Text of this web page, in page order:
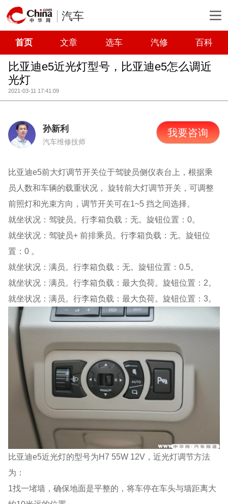
汽车
首页 文章 选车 汽修 百科
比亚迪e5近光灯型号，比亚迪e5怎么调近
光灯
2021-03-11 17:41:09
孙新利
汽车维修技师
我要咨询
比亚迪e5前大灯调节开关位于驾驶员侧仪表台上，根据乘
员人数和车辆的载重状况， 旋转前大灯调节开关，可调整
前照灯和光束方向，调节开关可在1~5 挡之间选择。
就坐状况：驾驶员。行李箱负载：无。旋钮位置：0。
就坐状况：驾驶员+ 前排乘员。行李箱负载：无。旋钮位
置：0 。
就坐状况：满员。行李箱负载：无。旋钮位置：0.5。
就坐状况：满员。行李箱负载：最大负荷。旋钮位置：2。
就坐状况：满员。行李箱负载：最大负荷。旋钮位置：3。
比亚迪e5近光灯的型号为H7 55W 12V，近光灯调节方法
为：
1找一堵墙，确保地面是平整的，将车停在车头与墙距离大